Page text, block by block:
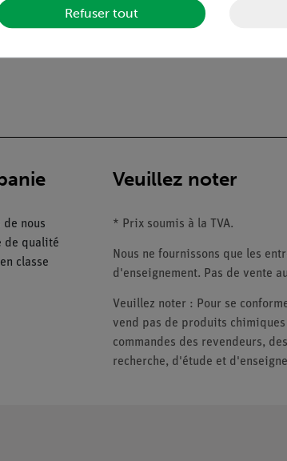
Mechanics 2 (15272-88)
de nous
de qualité
classe
Veuillez noter
* Prix soumis à la TVA.
Nous ne fournissons que les
d'enseignement. Pas de vente
Veuillez noter : Pour se
vend pas de produits
commandes des revendeurs,
recherche, d'étude et
Refuser tout